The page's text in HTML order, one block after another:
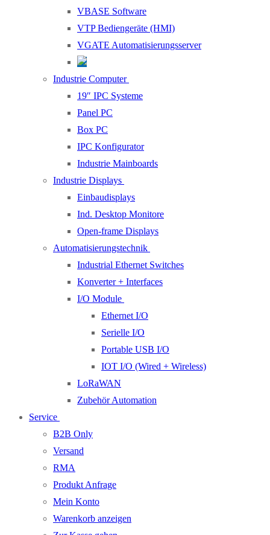
VBASE Software
VTP Bediengeräte (HMI)
VGATE Automatisierungsserver
Industrie Computer
19″ IPC Systeme
Panel PC
Box PC
IPC Konfigurator
Industrie Mainboards
Industrie Displays
Einbaudisplays
Ind. Desktop Monitore
Open-frame Displays
Automatisierungstechnik
Industrial Ethernet Switches
Konverter + Interfaces
I/O Module
Ethernet I/O
Serielle I/O
Portable USB I/O
IOT I/O (Wired + Wireless)
LoRaWAN
Zubehör Automation
Service
B2B Only
Versand
RMA
Produkt Anfrage
Mein Konto
Warenkorb anzeigen